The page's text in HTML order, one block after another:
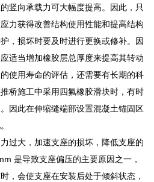
竖向承载力可大幅度提高。因此，只
力获得改善结构使用性能和提高结构
，损坏时要及时进行更换或修补。因
适当增加橡胶层总厚度来提高其转动
使用寿命的评估，还需要有长期的科
桥施工中采用四氟橡胶滑块时，有时
因此在伸缩缝端部设置混凝土锚固区
过大，加速支座的损坏，降低支座的
是导致支座偏压的主要原因之一，
，会使支座在安装后处于倾斜状态，